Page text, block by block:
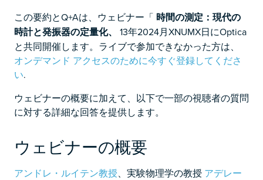
この要約とQ+Aは、ウェビナー「 時間の測定：現代の
時計と発振器の定量化、
13年2024月XNUMX日にOptica
と共同開催します。ライブで参加できなかった方は、
オンデマンド アクセスのために今すぐ登録してくださ
い.
ウェビナーの概要に加えて、以下で一部の視聴者の質問
に対する詳細な回答を提供します。
ウェビナーの概要
アンドレ・ルイテン教授、実験物理学の教授 アデレー